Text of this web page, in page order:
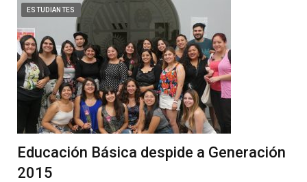
ESTUDIANTES
Educación Básica despide a Generación
2015